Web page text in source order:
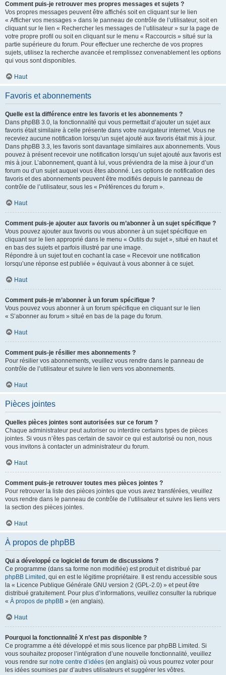
Comment puis-je retrouver mes propres messages et sujets ?
Vos propres messages peuvent être affichés soit en cliquant sur le lien
« Afficher vos messages » dans le panneau de contrôle de l’utilisateur, soit en
cliquant sur le lien « Rechercher les messages de l’utilisateur » sur la page de
votre propre profil ou soit en cliquant sur le menu « Raccourcis » situé sur la
partie supérieure du forum. Pour effectuer une recherche de vos propres
sujets, utilisez la recherche avancée et remplissez convenablement les options
qui vous sont disponibles.
Haut
Favoris et abonnements
Quelle est la différence entre les favoris et les abonnements ?
Dans phpBB 3.0, la fonctionnalité qui vous permettait d’ajouter un sujet aux
favoris était similaire à celle présente dans votre navigateur internet. Vous ne
receviez aucune notification lorsqu’un sujet ajouté aux favoris était mis à jour.
Dans phpBB 3.3, les favoris sont davantage similaires aux abonnements. Vous
pouvez à présent recevoir une notification lorsqu’un sujet ajouté aux favoris est
mis à jour. L’abonnement, quant à lui, vous préviendra de la mise à jour d’un
forum ou d’un sujet auquel vous êtes abonné. Les options de notification des
favoris et des abonnements peuvent être modifiés depuis le panneau de
contrôle de l’utilisateur, sous les « Préférences du forum ».
Haut
Comment puis-je ajouter aux favoris ou m’abonner à un sujet spécifique ?
Vous pouvez ajouter aux favoris ou vous abonner à un sujet spécifique en
cliquant sur le lien approprié dans le menu « Outils du sujet », situé en haut et
en bas des sujets et parfois illustré par une image.
Répondre à un sujet tout en cochant la case « Recevoir une notification
lorsqu’une réponse est publiée » équivaut à vous abonner à ce sujet.
Haut
Comment puis-je m’abonner à un forum spécifique ?
Vous pouvez vous abonner à un forum spécifique en cliquant sur le lien
« S’abonner au forum » situé en bas de la page du forum.
Haut
Comment puis-je résilier mes abonnements ?
Pour résilier vos abonnements, veuillez vous rendre dans le panneau de
contrôle de l’utilisateur et suivre le lien vers vos abonnements.
Haut
Pièces jointes
Quelles pièces jointes sont autorisées sur ce forum ?
Chaque administrateur peut autoriser ou interdire certains types de pièces
jointes. Si vous n’êtes pas certain de savoir ce qui est autorisé ou non, nous
vous invitons à contacter un administrateur du forum.
Haut
Comment puis-je retrouver toutes mes pièces jointes ?
Pour retrouver la liste des pièces jointes que vous avez transférées, veuillez
vous rendre dans le panneau de contrôle de l’utilisateur et suivre les liens vers
la section des pièces jointes.
Haut
À propos de phpBB
Qui a développé ce logiciel de forum de discussions ?
Ce programme (dans sa forme non modifiée) est produit et distribué par
phpBB Limited , qui en est le légitime propriétaire. Il est rendu accessible sous
la « Licence Publique Générale GNU version 2 (GPL-2.0) » et peut être
distribué gratuitement. Pour plus d’informations, veuillez consulter la rubrique
« À propos de phpBB » (en anglais).
Haut
Pourquoi la fonctionnalité X n’est pas disponible ?
Ce programme a été développé et mis sous licence par phpBB Limited. Si
vous souhaitez proposer l’intégration d’une nouvelle fonctionnalité, veuillez
vous rendre sur notre centre d’idées (en anglais) où vous pourrez voter pour
les idées soumises par d’autres utilisateurs et suggérer les vôtres.